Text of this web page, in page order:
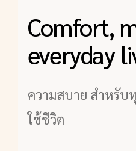
Comfort,
everyday
ความสบาย สำหรับ
ใช้ชีวิต